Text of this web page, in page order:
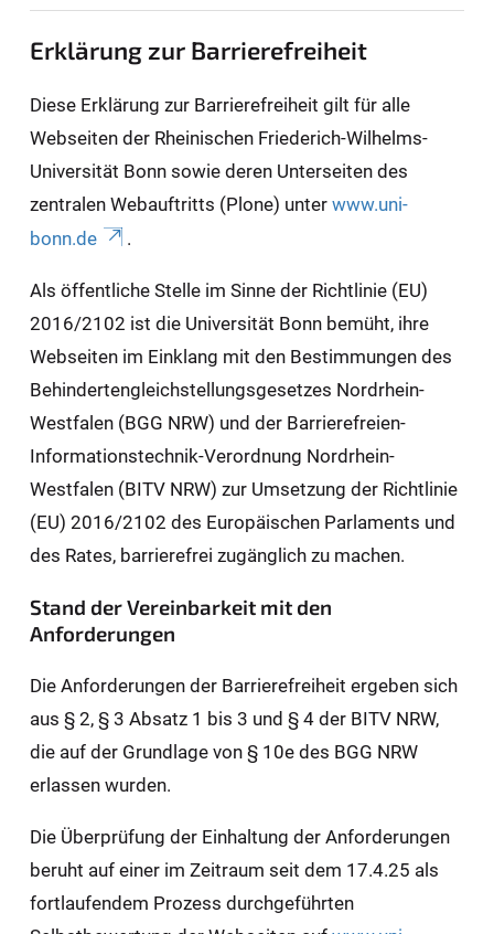
Erklärung zur Barrierefreiheit
Diese Erklärung zur Barrierefreiheit gilt für alle
Webseiten der Rheinischen Friederich-Wilhelms-
Universität Bonn sowie deren Unterseiten des
zentralen Webauftritts (Plone) unter www.uni-
bonn.de
.
Als öffentliche Stelle im Sinne der Richtlinie (EU)
2016/2102 ist die Universität Bonn bemüht, ihre
Webseiten im Einklang mit den Bestimmungen des
Behindertengleichstellungsgesetzes Nordrhein-
Westfalen (BGG NRW) und der Barrierefreien-
Informationstechnik-Verordnung Nordrhein-
Westfalen (BITV NRW) zur Umsetzung der Richtlinie
(EU) 2016/2102 des Europäischen Parlaments und
des Rates, barrierefrei zugänglich zu machen.
Stand der Vereinbarkeit mit den
Anforderungen
Die Anforderungen der Barrierefreiheit ergeben sich
aus § 2, § 3 Absatz 1 bis 3 und § 4 der BITV NRW,
die auf der Grundlage von § 10e des BGG NRW
erlassen wurden.
Die Überprüfung der Einhaltung der Anforderungen
beruht auf einer im Zeitraum seit dem 17.4.25 als
fortlaufendem Prozess durchgeführten